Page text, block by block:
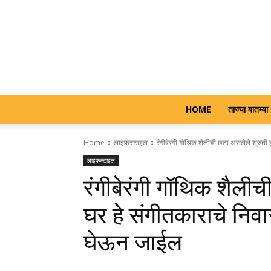
HOME ताज्या बातम्या
Home लाइफस्टाइल रंगीबेरंगी गॉथिक शैलीची छटा असलेले
लाइफस्टाइल
रंगीबेरंगी गॉथिक
घर हे संगीतकाराचे
घेऊन जाईल